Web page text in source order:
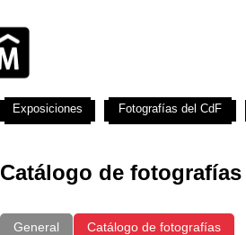
Catálogo de fotografías
General Catálogo de fotografías
Exposiciones Fotografías del CdF